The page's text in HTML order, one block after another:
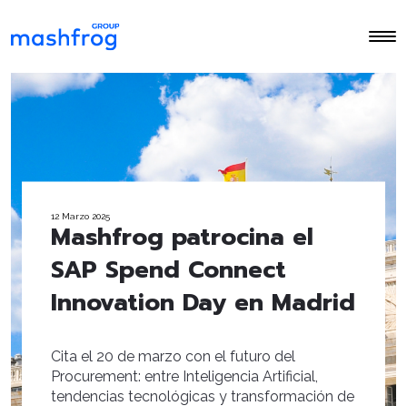
12 Marzo 2025
Mashfrog patrocina el
SAP Spend Connect
Innovation Day en Madrid
Cita el 20 de marzo con el futuro del
Procurement: entre Inteligencia Artificial,
tendencias tecnológicas y transformación de